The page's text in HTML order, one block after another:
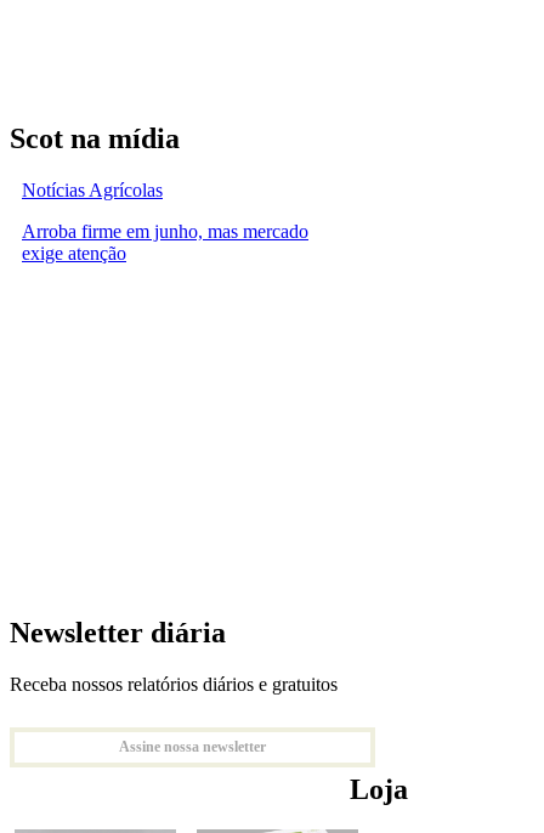
Scot na mídia
Notícias Agrícolas
Arroba firme em junho, mas mercado
exige atenção
Newsletter diária
Receba nossos relatórios diários e gratuitos
Assine nossa newsletter
Loja